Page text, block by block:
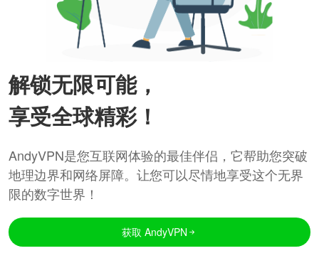
解锁无限可能，
享受全球精彩！
AndyVPN是您互联网体验的最佳伴侣，它帮助您突破
地理边界和网络屏障。让您可以尽情地享受这个无界
限的数字世界！
获取 AndyVPN